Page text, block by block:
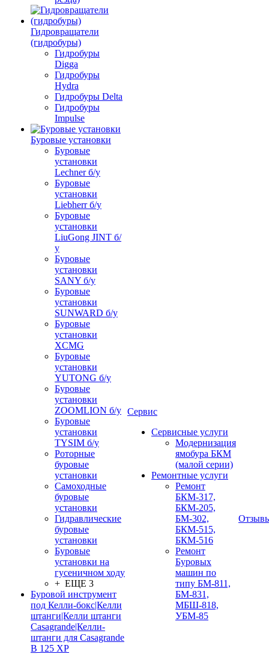
Гидровращатели
(гидробуры)
Гидробуры
Digga
Гидробуры
Hydra
Гидробуры Delta
Гидробуры
Impulse
Буровые установки
Буровые
установки
Lechner б/у
Буровые
установки
Liebherr б/у
Буровые
установки
LiuGong JINT б/
у
Буровые
установки
SANY б/у
Буровые
установки
SUNWARD б/у
Буровые
установки
XCMG
Буровые
установки
YUTONG б/у
Буровые
установки
ZOOMLION б/у
Буровые
установки
TYSIM б/у
Роторные
буровые
установки
Самоходные
буровые
установки
Гидравлические
буровые
установки
Буровые
установки на
гусеничном ходу
+ ЕЩЕ 3
Буровой инструмент
под Келли-бокс|Келли
штанги|Келли штанги
Casagrande|Келли-
штанги для Casagrande
B 125 XP
Сервис
Сервисные услуги
Модернизация
ямобура БКМ
(малой серии)
Ремонтные услуги
Ремонт
БКМ-317,
БКМ-205,
БМ-302,
БКМ-515,
БКМ-516
Ремонт
Буровых
машин по
типу БМ-811,
БМ-831,
МБШ-818,
УБМ-85